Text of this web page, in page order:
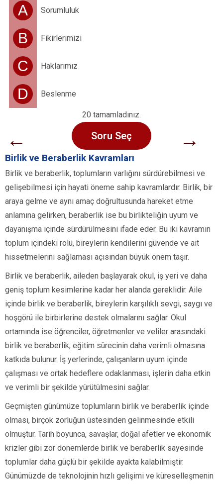
A Sorumluluk
B Fikirlerimizi
C Haklarımız
D Beslenme
20 tamamladınız.
← Soru Seç →
Birlik ve Beraberlik Kavramları
Birlik ve beraberlik, toplumların varlığını sürdürebilmesi ve
gelişebilmesi için hayati öneme sahip kavramlardır. Birlik, bir
araya gelme ve aynı amaç doğrultusunda hareket etme
anlamına gelirken, beraberlik ise bu birlikteliğin uyum ve
dayanışma içinde sürdürülmesini ifade eder. Bu iki kavramın
toplum içindeki rolü, bireylerin kendilerini güvende ve ait
hissetmelerini sağlaması açısından büyük önem taşır.
Birlik ve beraberlik, aileden başlayarak okul, iş yeri ve daha
geniş toplum kesimlerine kadar her alanda gereklidir. Aile
içinde birlik ve beraberlik, bireylerin karşılıklı sevgi, saygı ve
hoşgörü ile birbirlerine destek olmalarını sağlar. Okul
ortamında ise öğrenciler, öğretmenler ve veliler arasındaki
birlik ve beraberlik, eğitim sürecinin daha verimli olmasına
katkıda bulunur. İş yerlerinde, çalışanların uyum içinde
çalışması ve ortak hedeflere odaklanması, işlerin daha etkin
ve verimli bir şekilde yürütülmesini sağlar.
Geçmişten günümüze toplumların birlik ve beraberlik içinde
olması, birçok zorluğun üstesinden gelinmesinde etkili
olmuştur. Tarih boyunca, savaşlar, doğal afetler ve ekonomik
krizler gibi zor dönemlerde birlik ve beraberlik sayesinde
toplumlar daha güçlü bir şekilde ayakta kalabilmiştir.
Günümüzde de teknolojinin hızlı gelişimi ve küreselleşmenin